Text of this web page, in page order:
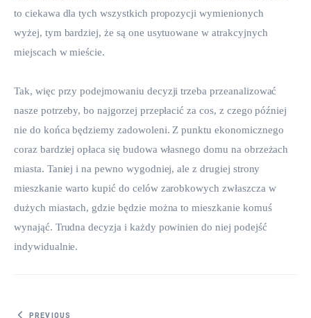
to ciekawa dla tych wszystkich propozycji wymienionych
wyżej, tym bardziej, że są one usytuowane w atrakcyjnych
miejscach w mieście.
Tak, więc przy podejmowaniu decyzji trzeba przeanalizować
nasze potrzeby, bo najgorzej przepłacić za cos, z czego później
nie do końca będziemy zadowoleni. Z punktu ekonomicznego
coraz bardziej opłaca się budowa własnego domu na obrzeżach
miasta. Taniej i na pewno wygodniej, ale z drugiej strony
mieszkanie warto kupić do celów zarobkowych zwłaszcza w
dużych miastach, gdzie będzie można to mieszkanie komuś
wynająć. Trudna decyzja i każdy powinien do niej podejść
indywidualnie.
PREVIOUS